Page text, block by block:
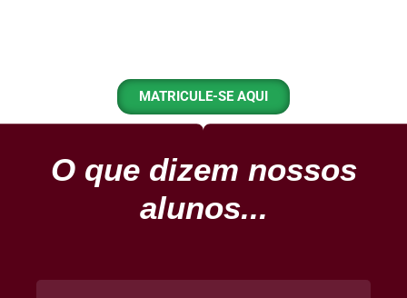
MATRICULE-SE AQUI
O que dizem nossos
alunos...